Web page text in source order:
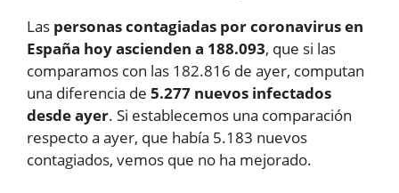
Las personas contagiadas por coronavirus en
España hoy ascienden a 188.093, que si las
comparamos con las 182.816 de ayer, computan
una diferencia de 5.277 nuevos infectados
desde ayer. Si establecemos una comparación
respecto a ayer, que había 5.183 nuevos
contagiados, vemos que no ha mejorado.